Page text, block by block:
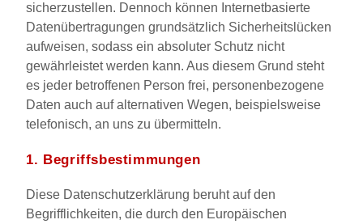
sicherzustellen. Dennoch können Internetbasierte
Datenübertragungen grundsätzlich Sicherheitslücken
aufweisen, sodass ein absoluter Schutz nicht
gewährleistet werden kann. Aus diesem Grund steht
es jeder betroffenen Person frei, personenbezogene
Daten auch auf alternativen Wegen, beispielsweise
telefonisch, an uns zu übermitteln.
1. Begriffsbestimmungen
Diese Datenschutzerklärung beruht auf den
Begrifflichkeiten, die durch den Europäischen